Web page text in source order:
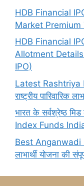
HDB Financial
Market
HDB Financial
Allotment
IPO)
Latest Rashtriya
राष्ट्रीय पारिवारिक
भारत के सर्वश्रेष्ठ
Index Funds
Best Anganwadi
लाभार्थी योजना की